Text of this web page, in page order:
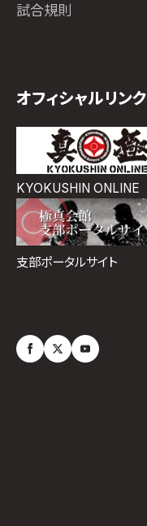
試合規則
オフィシャルリンク
KYOKUSHIN ONLINE
支部ポータルサイト